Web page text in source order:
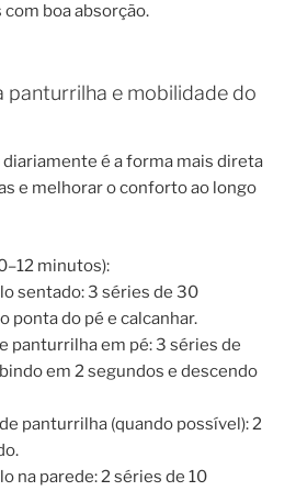
boa absorção.
panturrilha e mobilidade do
é a forma mais direta
e melhorar o conforto ao longo
minutos):
sentado: 3 séries de 30
ponta do pé e calcanhar.
panturrilha em pé: 3 séries de
em 2 segundos e descendo
panturrilha (quando possível): 2
na parede: 2 séries de 10